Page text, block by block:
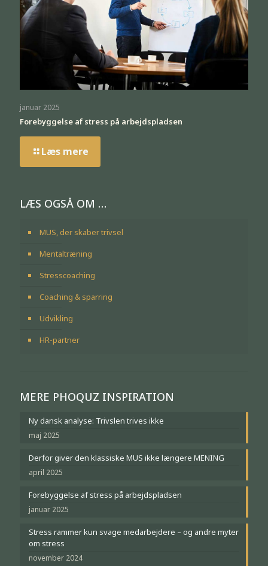
januar 2025
Forebyggelse af stress på arbejdspladsen
Læs mere
LÆS OGSÅ OM …
MUS, der skaber trivsel
Mentaltræning
Stresscoaching
Coaching & sparring
Udvikling
HR-partner
MERE PHOQUZ INSPIRATION
Ny dansk analyse: Trivslen trives ikke
maj 2025
Derfor giver den klassiske MUS ikke længere MENING
april 2025
Forebyggelse af stress på arbejdspladsen
januar 2025
Stress rammer kun svage medarbejdere – og andre myter
om stress
november 2024